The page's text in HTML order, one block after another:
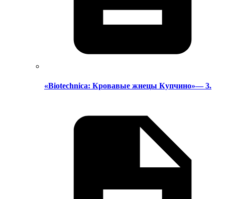
«Biotechnica: Кровавые жнецы Купчино»— 3.